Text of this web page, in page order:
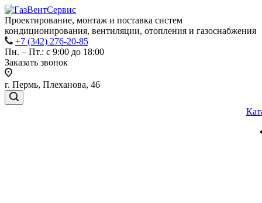
Проектирование, монтаж и поставка систем
кондиционирования, вентиляции, отопления и газоснабжения
+7 (342) 276-20-85
Пн. – Пт.: с 9:00 до 18:00
Заказать звонок
г. Пермь, Плеханова, 46